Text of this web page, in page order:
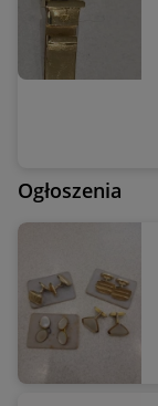
Ogłoszenia